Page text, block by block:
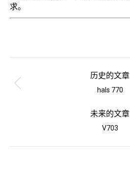
求。
导
历史的文章
上
个
项
hals 770
未来的文章
下
个
V703